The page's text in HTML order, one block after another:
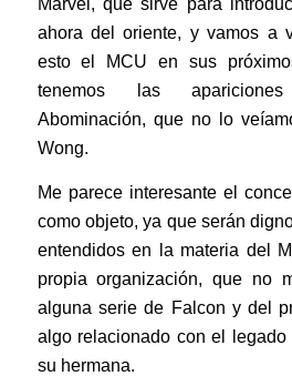
Marvel, que sirve para
ahora del oriente, y vamos a
esto el MCU en sus
tenemos las
Abominación, que no lo
Wong.
Me parece interesante el
como objeto, ya que serán
entendidos en la materia del
propia organización, que no
alguna serie de Falcon y del
algo relacionado con el
su hermana.